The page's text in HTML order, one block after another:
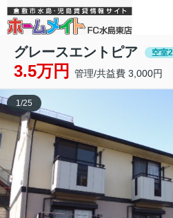
グレースエントピア 空室2
3.5万円 管理/共益費 3,000円
1/25